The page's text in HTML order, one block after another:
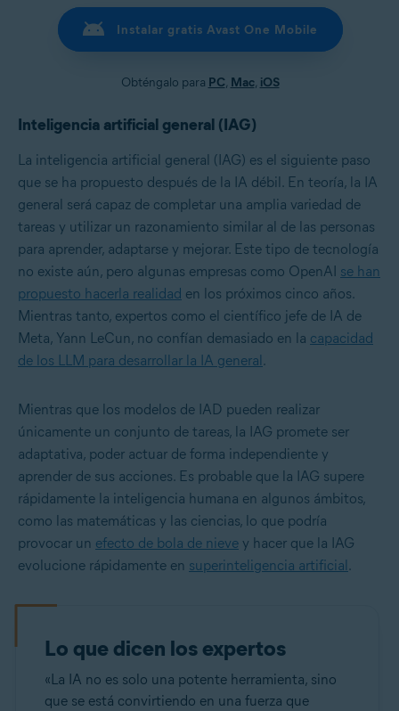
Instalar gratis Avast One Mobile
Obténgalo para PC, Mac, iOS
Inteligencia artificial general (IAG)
La inteligencia artificial general (IAG) es el siguiente paso
que se ha propuesto después de la IA débil. En teoría, la IA
general será capaz de completar una amplia variedad de
tareas y utilizar un razonamiento similar al de las personas
para aprender, adaptarse y mejorar. Este tipo de tecnología
no existe aún, pero algunas empresas como OpenAI se han
propuesto hacerla realidad en los próximos cinco años.
Mientras tanto, expertos como el científico jefe de IA de
Meta, Yann LeCun, no confían demasiado en la capacidad
de los LLM para desarrollar la IA general .
Mientras que los modelos de IAD pueden realizar
únicamente un conjunto de tareas, la IAG promete ser
adaptativa, poder actuar de forma independiente y
aprender de sus acciones. Es probable que la IAG supere
rápidamente la inteligencia humana en algunos ámbitos,
como las matemáticas y las ciencias, lo que podría
provocar un efecto de bola de nieve y hacer que la IAG
evolucione rápidamente en superinteligencia artificial .
Lo que dicen los expertos
«La IA no es solo una potente herramienta, sino
que se está convirtiendo en una fuerza que